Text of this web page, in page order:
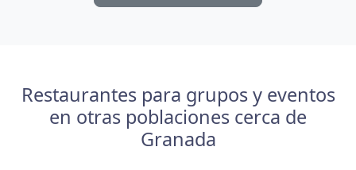
Restaurantes para grupos y eventos
en otras poblaciones cerca de
Granada